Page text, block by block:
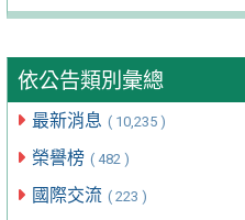
依公告類別彙總
最新消息 ( 10,235 )
榮譽榜 ( 482 )
國際交流 ( 223 )